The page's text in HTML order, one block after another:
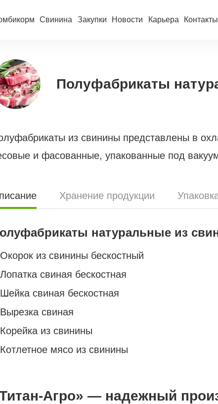
Свинина Закупки Новости Карьера Контакты
Полуфабрикаты
из свинины представлены в
и фасованные, упакованные под
Хранение продукции
натуральные из
Окорок из свинины бескостный
Лопатка свиная бескостная
Шейка свиная бескостная
Вырезка свиная
Корейка из свинины
Котлетное мясо из свинины
Агро» — надежный